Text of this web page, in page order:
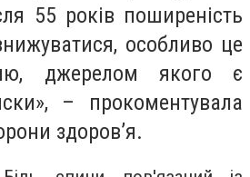
55 років поширеність
особливо це
джерелом якого є
– прокоментувала
здоров’я.